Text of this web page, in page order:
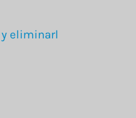
eliminarl